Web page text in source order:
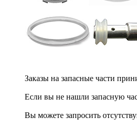
Заказы на запасные части
Если вы не нашли запасную
Вы можете запросить